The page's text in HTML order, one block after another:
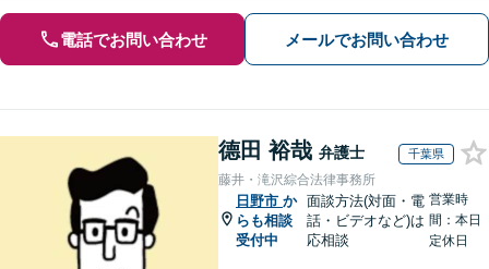
電話でお問い合わせ メールでお問い合わせ
德田 裕哉 弁護士 千葉県
藤井・滝沢綜合法律事務所
日野市 か
らも相談
受付中
面談方法(対面・電
話・ビデオなど)は
応相談
営業時
間：本日
定休日